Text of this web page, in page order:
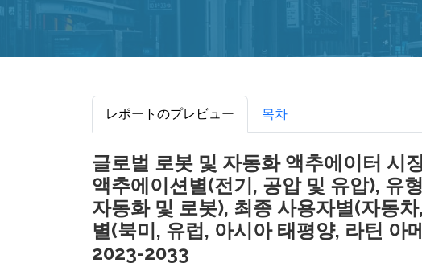
レポートのプレビュー 목차
글로벌 로봇 및 자동화 액추에이터 시
액추에이션별(전기, 공압 및 유압), 유
자동화 및 로봇), 최종 사용자별(자동
별(북미, 유럽, 아시아 태평양, 라틴 아
2023-2033